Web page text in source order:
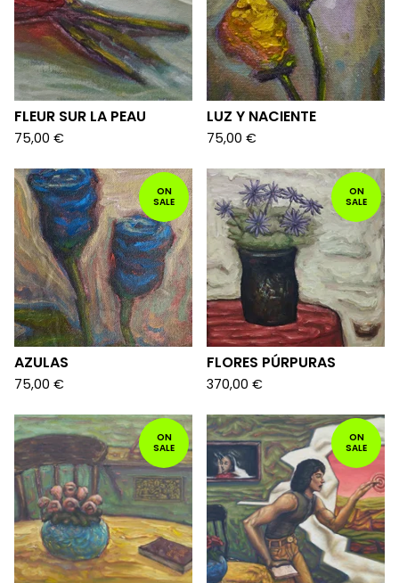
FLEUR SUR LA PEAU
75,00 €
LUZ Y NACIENTE
75,00 €
ON
SALE
AZULAS
75,00 €
ON
SALE
FLORES PÚRPURAS
370,00 €
ON
SALE
ON
SALE